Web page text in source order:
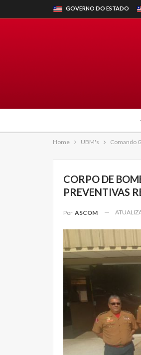
GOVERNO DO ESTADO
Home UBM's Comando
CORPO DE
PREVENTIVAS
Por ASCOM